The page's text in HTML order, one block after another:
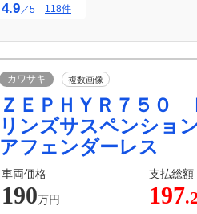
4.9／5 118件
カワサキ 複数画像
ＺＥＰＨＹＲ７５０
リンズサスペンシ
アフェンダーレス
車両価格 支払総額
190万円 197